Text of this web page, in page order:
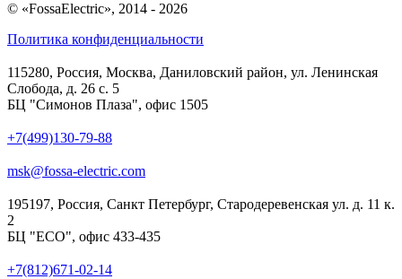
© «FossaElectric», 2014 - 2026
Политика конфиденциальности
115280, Россия, Москва, Даниловский район, ул. Ленинская
Слобода, д. 26 с. 5
БЦ "Симонов Плаза", офис 1505
+7(499)130-79-88
msk@fossa-electric.com
195197, Россия, Санкт Петербург, Стародеревенская ул. д. 11 к.
2
БЦ "ECO", офис 433-435
+7(812)671-02-14